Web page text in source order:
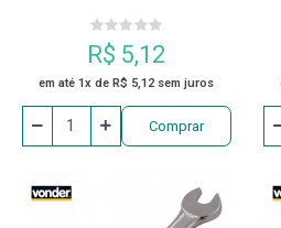
R$ 5,12
em até 1x de R$ 5,12 sem juros
Comprar